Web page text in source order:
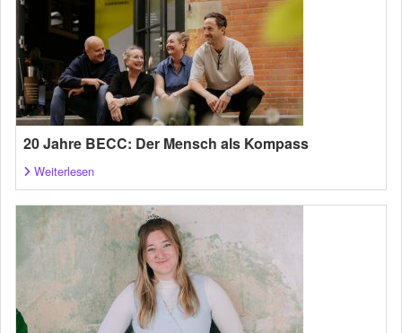
20 Jahre BECC: Der Mensch als Kompass
Weiterlesen